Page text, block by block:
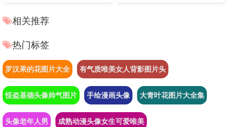
相关推荐
热门标签
罗汉果的花图片大全 有气质唯美女人背影图片头
怪盗基德头像帅气图片 手绘漫画头像 大青叶花图片大全集
头像老年人男 成熟动漫头像女生可爱唯美